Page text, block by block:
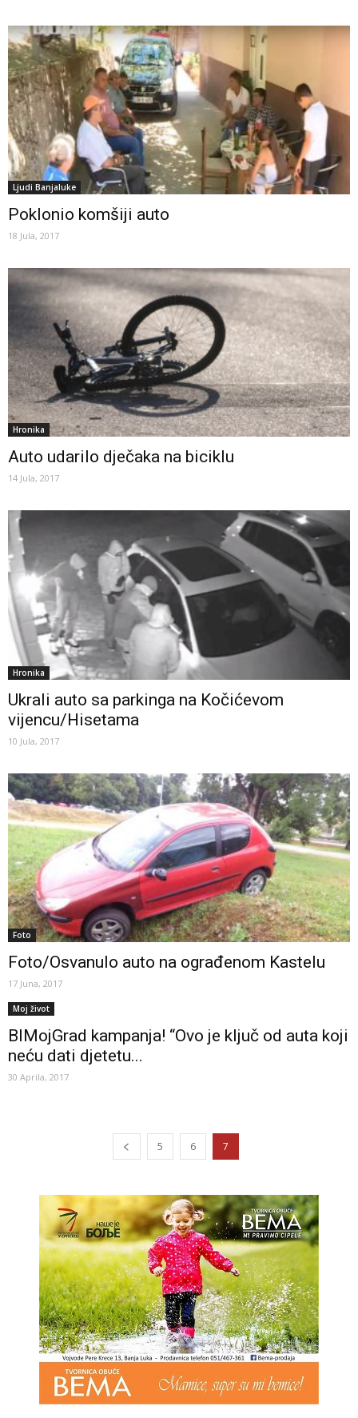
Ljudi Banjaluke
Poklonio komšiji auto
18 Jula, 2017
Hronika
Auto udarilo dječaka na biciklu
14 Jula, 2017
Hronika
Ukrali auto sa parkinga na Kočićevom
vijencu/Hisetama
10 Jula, 2017
Foto
Foto/Osvanulo auto na ograđenom Kastelu
17 Juna, 2017
Moj život
BlMojGrad kampanja! “Ovo je ključ od auta koji
neću dati djetetu...
30 Aprila, 2017
5 6 7